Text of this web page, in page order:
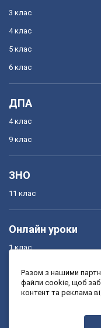
3 клас
4 клас
5 клас
6 клас
ДПА
4 клас
9 клас
ЗНО
11 клас
Онлайн уроки
1 клас
3 клас
Разом з нашими
файли cookie, щоб
контент та реклама